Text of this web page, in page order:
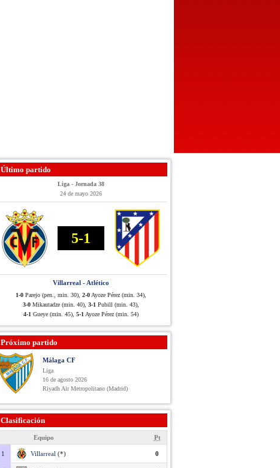
Último partido
Liga - Jornada 38
24 de mayo 2026
5-1
Villarreal - Atlético
1-0 Parejo (pen., min. 30), 2-0 Ayoze Pérez (min. 34),
3-0 Mikautadze (min. 40), 3-1 Pubill (min. 43),
4-1 Gueye (min. 45), 5-1 Ayoze Pérez (min. 54)
Próximo partido
Málaga CF
Liga
16 de agosto 2026
Riyadh Air Metropolitano (Madrid)
Clasificación
Equipo Pt
1 Villarreal (*) 0